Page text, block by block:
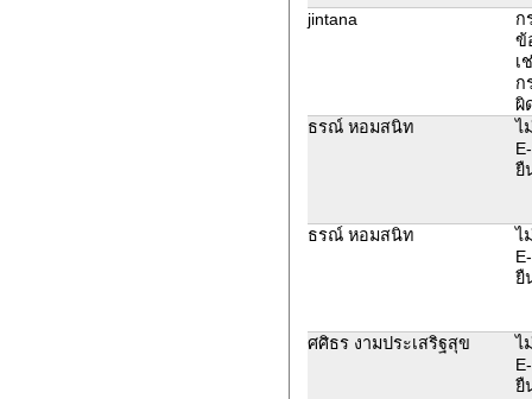
jintana
ก
ข้
เ
ก
ผิ
ธรณ์ หอมสนิท
ไ
ยื
ธรณ์ หอมสนิท
ไ
ยื
ศศิธร งามประเสริฐสุข
ไ
ยื